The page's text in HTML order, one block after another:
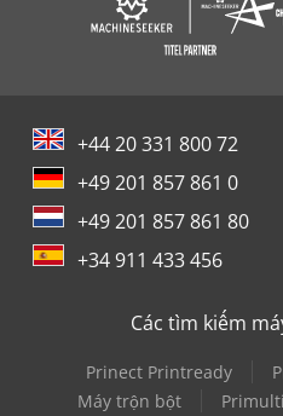
+44 20 331 800 72
+49 201 857 861 0
+49 201 857 861 80
+34 911 433 456
Các tìm kiếm
Prinect Printready
Máy trộn bột